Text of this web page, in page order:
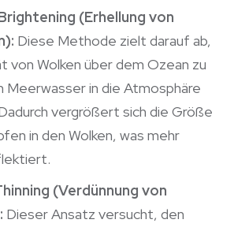
(Erhellung von
Diese Methode zielt darauf ab,
von Wolken über dem Ozean zu
Meerwasser in die Atmosphäre
vergrößert sich die Größe
in den Wolken, was mehr
(Verdünnung von
Dieser Ansatz versucht, den